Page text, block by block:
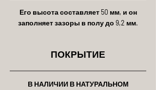
Его высота составляет 50 мм, и он
заполняет зазоры в полу до 9,2 мм.
ПОКРЫТИЕ
В НАЛИЧИИ В НАТУРАЛЬНОМ